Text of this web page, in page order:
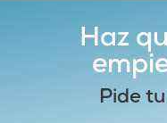
Haz
Pide